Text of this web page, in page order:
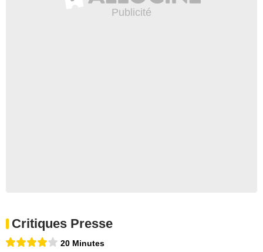
Critiques Presse
20 Minutes